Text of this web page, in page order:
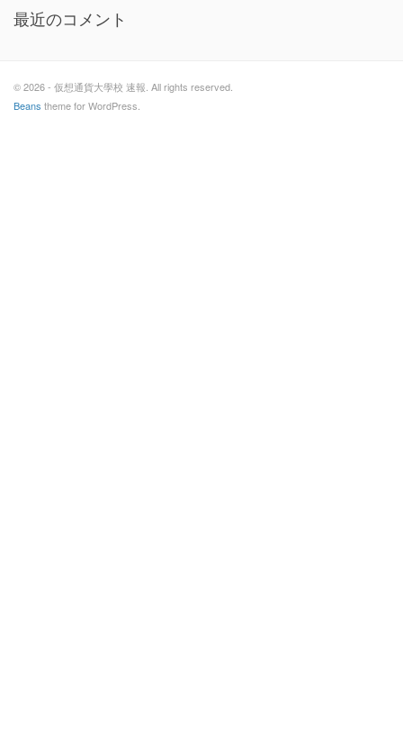
最近のコメント
© 2026 - 仮想通貨大學校 速報. All rights reserved.
Beans theme for WordPress.